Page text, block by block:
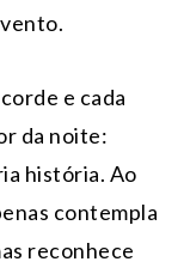
e cada
da noite:
história. Ao
contempla
reconhece